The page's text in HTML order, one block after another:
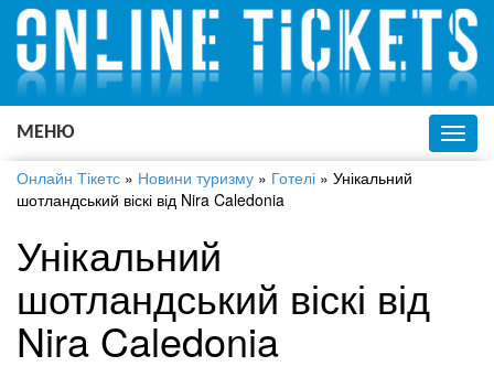
Англійська
Російська
Українська
МЕНЮ
Онлайн Тікетс » Новини туризму » Готелі » Унікальний
шотландський віскі від Nira Caledonia
Унікальний
шотландський віскі від
Nira Caledonia